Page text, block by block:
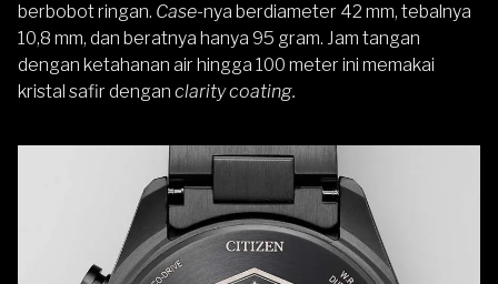
berbobot ringan. Case-nya berdiameter 42 mm, tebalnya
10,8 mm, dan beratnya hanya 95 gram. Jam tangan
dengan ketahanan air hingga 100 meter ini memakai
kristal safir dengan clarity coating.